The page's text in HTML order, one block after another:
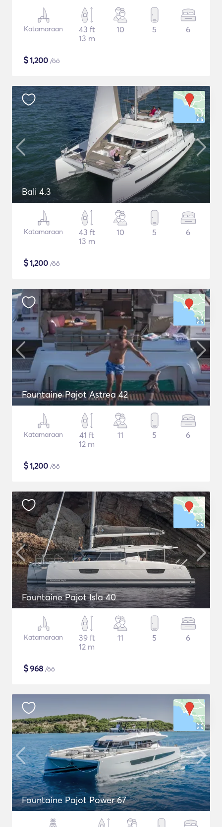
Katamaraan
43 ft
13 m
10 5 6
$1,200 /öö
Bali 4.3
Katamaraan
43 ft
13 m
10 5 6
$1,200 /öö
Fountaine Pajot Astrea 42
Katamaraan
41 ft
12 m
11 5 6
$1,200 /öö
Fountaine Pajot Isla 40
Katamaraan
39 ft
12 m
11 5 6
$968 /öö
Fountaine Pajot Power 67